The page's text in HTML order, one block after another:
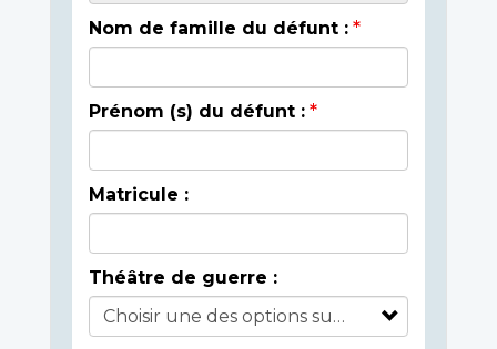
Nom de famille du défunt :
Prénom (s) du défunt :
Matricule :
Théâtre de guerre :